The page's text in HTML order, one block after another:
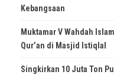
Kebangsaan
Muktamar V Wahdah
Qur’an di Masjid Istiqlal
Singkirkan 10 Juta Ton